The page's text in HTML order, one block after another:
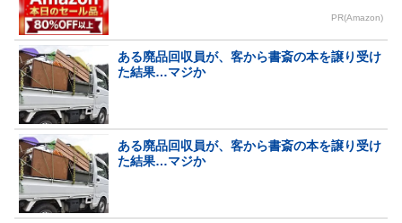
PR(Amazon)
ある廃品回収員が、客から書斎の本を譲り受け
た結果…マジか
ある廃品回収員が、客から書斎の本を譲り受け
た結果…マジか